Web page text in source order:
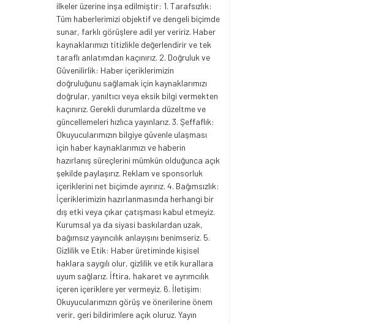
ilkeler üzerine inşa edilmiştir: 1. Tarafsızlık:
Tüm haberlerimizi objektif ve dengeli biçimde
sunar, farklı görüşlere adil yer veririz. Haber
kaynaklarımızı titizlikle değerlendirir ve tek
taraflı anlatımdan kaçınırız. 2. Doğruluk ve
Güvenilirlik: Haber içeriklerimizin
doğruluğunu sağlamak için kaynaklarımızı
doğrular, yanıltıcı veya eksik bilgi vermekten
kaçınırız. Gerekli durumlarda düzeltme ve
güncellemeleri hızlıca yayınlarız. 3. Şeffaflık:
Okuyucularımızın bilgiye güvenle ulaşması
için haber kaynaklarımızı ve haberin
hazırlanış süreçlerini mümkün olduğunca açık
şekilde paylaşırız. Reklam ve sponsorluk
içeriklerini net biçimde ayırırız. 4. Bağımsızlık:
İçeriklerimizin hazırlanmasında herhangi bir
dış etki veya çıkar çatışması kabul etmeyiz.
Kurumsal ya da siyasi baskılardan uzak,
bağımsız yayıncılık anlayışını benimseriz. 5.
Gizlilik ve Etik: Haber üretiminde kişisel
haklara saygılı olur, gizlilik ve etik kurallara
uyum sağlarız. İftira, hakaret ve ayrımcılık
içeren içeriklere yer vermeyiz. 6. İletişim:
Okuyucularımızın görüş ve önerilerine önem
verir, geri bildirimlere açık oluruz. Yayın